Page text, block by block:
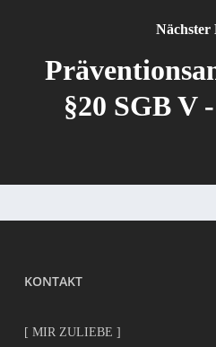
Nächster
§20 SGB V
KONTAKT
[ MIR ZULIEBE ]